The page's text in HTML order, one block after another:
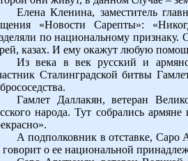
Елена Кленина, заместитель
«Новости Сарепты»:
по национальному
казах. И ему окажут любую
Из века в век русский и
Сталинградской битвы
Гамлет Даллакян, ветеран
народа. Тут собрались
А подполковник в отставке, Саро
говорит о ее национальной